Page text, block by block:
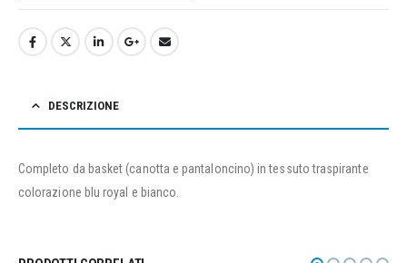
DESCRIZIONE
Completo da basket (canotta e pantaloncino) in tessuto traspirante
colorazione blu royal e bianco.